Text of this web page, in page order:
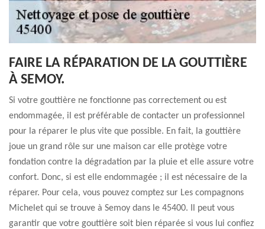
FAIRE LA RÉPARATION DE LA GOUTTIÈRE
À SEMOY.
Si votre gouttière ne fonctionne pas correctement ou est
endommagée, il est préférable de contacter un professionnel
pour la réparer le plus vite que possible. En fait, la gouttière
joue un grand rôle sur une maison car elle protège votre
fondation contre la dégradation par la pluie et elle assure votre
confort. Donc, si est elle endommagée ; il est nécessaire de la
réparer. Pour cela, vous pouvez comptez sur Les compagnons
Michelet qui se trouve à Semoy dans le 45400. Il peut vous
garantir que votre gouttière soit bien réparée si vous lui confiez